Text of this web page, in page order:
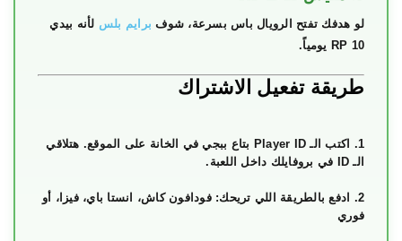
لو هدفك تفتح الرويال باس بسرعة، شوف برايم بلس لأنه بيدي
10 RP يومياً.
طريقة تفعيل الاشتراك
اكتب الـ Player ID بتاع ببجي في الخانة على الموقع. هتلاقي
الـ ID في بروفايلك داخل اللعبة.
ادفع بالطريقة اللي تريحك: فودافون كاش، انستا باي، فيزا، أو
فوري